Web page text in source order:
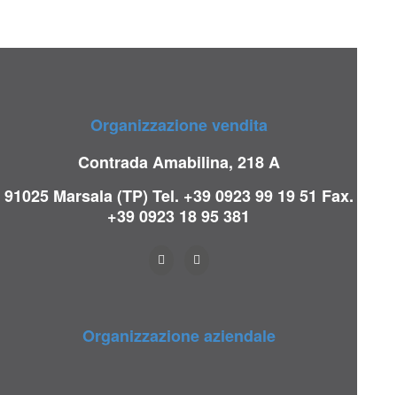
Organizzazione vendita
Contrada Amabilina, 218 A
91025 Marsala (TP) Tel. +39 0923 99 19 51 Fax.
+39 0923 18 95 381
Organizzazione aziendale